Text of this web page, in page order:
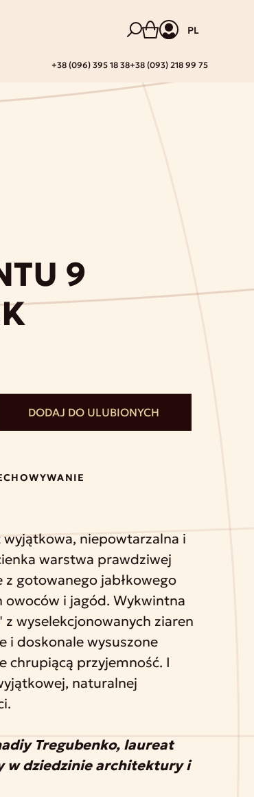
PL
+38 (096) 395 18 38+38 (093) 218 99 75
9
DODAJ DO ULUBIONYCH
niepowtarzalna i
warstwa prawdziwej
gotowanego jabłkowego
owoców i jagód. Wykwintna
wyselekcjonowanych ziaren
i doskonale wysuszone
chrupiącą przyjemność. I
naturalnej
Tregubenko, laureat
w dziedzinie architektury i